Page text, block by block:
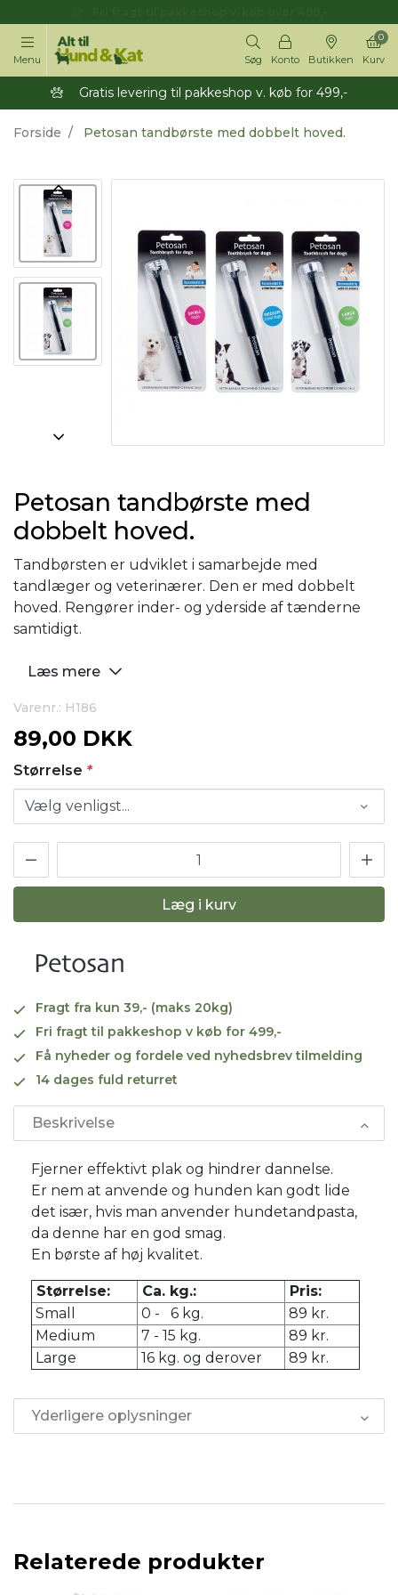
Menu Søg Konto Butikken Kurv
0
Gratis levering til pakkeshop v. køb for 499,-
Forside Petosan tandbørste med dobbelt hoved.
Petosan tandbørste med
dobbelt hoved.
Tandbørsten er udviklet i samarbejde med
tandlæger og veterinærer. Den er med dobbelt
hoved. Rengører inder- og yderside af tænderne
samtidigt.
Læs mere
Varenr.: H186
89,00 DKK
Størrelse *
Læg i kurv
Fragt fra kun 39,- (maks 20kg)
Fri fragt til pakkeshop v køb for 499,-
Få nyheder og fordele ved nyhedsbrev tilmelding
14 dages fuld returret
Beskrivelse
Fjerner effektivt plak og hindrer dannelse.
Er nem at anvende og hunden kan godt lide
det især, hvis man anvender hundetandpasta,
da denne har en god smag.
En børste af høj kvalitet.
Størrelse: Ca. kg.:
Pris:
Small
0 - 6 kg.
89 kr.
Medium
7 - 15 kg.
89 kr.
Large
16 kg. og derover 89 kr.
Yderligere oplysninger
Relaterede produkter